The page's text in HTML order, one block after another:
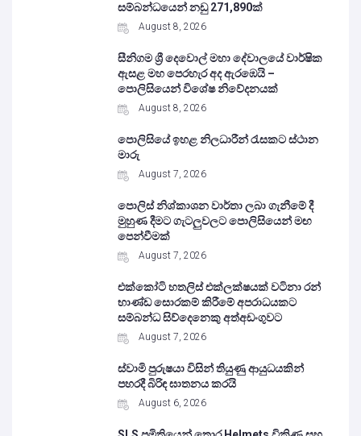
සම්බන්ධයෙන් නඩු 271,890ක්
August 8, 2026
සීනිගම ශ්‍රී දෙවොල් මහා දේවාලයේ වාර්ෂික
ඇසළ මහ පෙරහැර අද ඇරඹෙයි –
පොලිසියෙන් විශේෂ නිවේදනයක්
August 8, 2026
පොලිසියේ ඉහළ නිලධාරීන් රැසකට ස්ථාන
මාරු
August 7, 2026
පොලිස් නිශ්කාශන වාර්තා ලබා ගැනීමේ දී
මුහුණ දීමට ගැටලුවලට පොලිසියෙන් මඟ
පෙන්වීමක්
August 7, 2026
එක්කෝටි හතලිස් එක්ලක්ෂයක් වටිනා රන්
භාණ්ඩ සොරකම් කිරීමේ අපරාධයකට
සම්බන්ධ සිව්දෙනෙකු අත්අඩංගුවට
August 7, 2026
ස්වාමි පුරුෂයා විසින් තියුණු ආයුධයකින්
පහරදී බිරිඳ ඝාතනය කරයි
August 6, 2026